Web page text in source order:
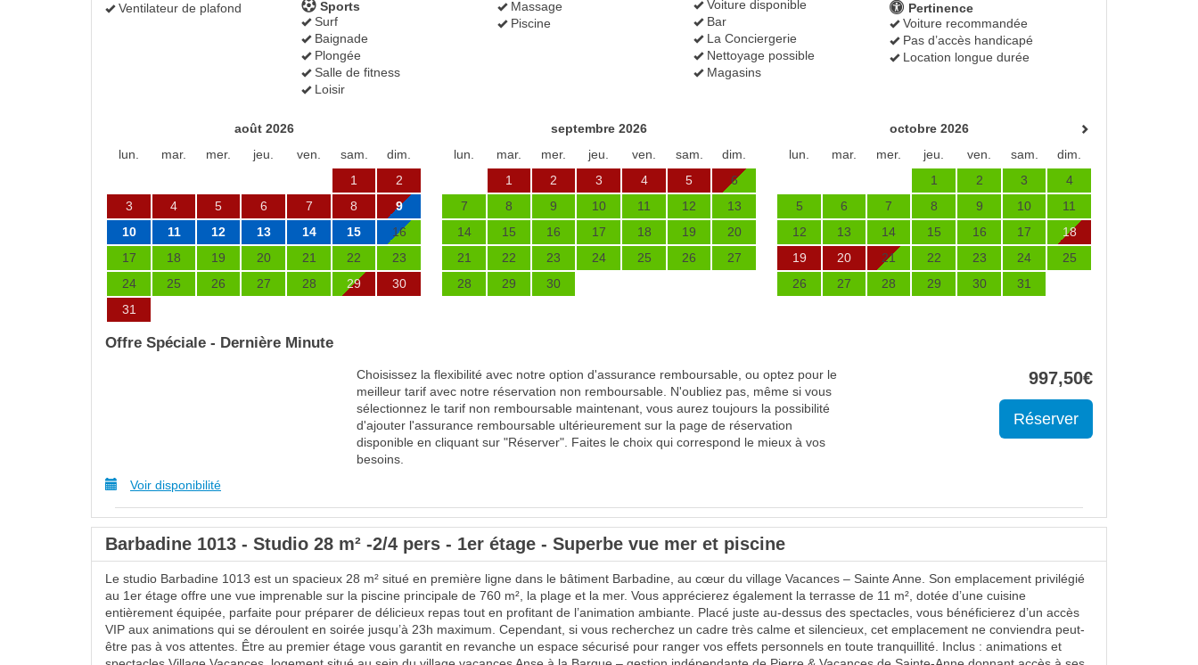
Ventilateur de plafond
Massage
Piscine
Voiture disponible
Bar
La Conciergerie
Nettoyage possible
Magasins
Sports
Surf
Baignade
Plongée
Salle de fitness
Loisir
Pertinence
Voiture recommandée
Pas d’accès handicapé
Location longue durée
août 2026
lun.
mar. mer. jeu. ven. sam.
dim.
1
2
3
4 5 6 7 8
9
10
11 12 13 14 15
16
17
18 19 20 21 22
23
24
25 26 27 28 29
30
31
septembre 2026
lun.
mar. mer. jeu. ven. sam.
dim.
1
2 3 4 5
6
7
8 9 10 11 12
13
14
15 16 17 18 19
20
21
22 23 24 25 26
27
28
29 30
octobre 2026
lun.
mar. mer. jeu. ven. sam.
dim.
1
2 3
4
5
6 7 8 9 10
11
12
13 14 15 16 17
18
19
20 21 22 23 24
25
26
27 28 29 30 31
Offre Spéciale - Dernière Minute
Choisissez la flexibilité avec notre option d'assurance remboursable, ou optez pour le
meilleur tarif avec notre réservation non remboursable. N'oubliez pas, même si vous
sélectionnez le tarif non remboursable maintenant, vous aurez toujours la possibilité
d'ajouter l'assurance remboursable ultérieurement sur la page de réservation
disponible en cliquant sur "Réserver". Faites le choix qui correspond le mieux à vos
besoins.
997,50€
Voir disponibilité
Barbadine 1013 - Studio 28 m² -2/4 pers - 1er étage - Superbe vue mer et piscine
Le studio Barbadine 1013 est un spacieux 28 m² situé en première ligne dans le bâtiment Barbadine, au cœur du village Vacances – Sainte Anne. Son emplacement privilégié
au 1er étage offre une vue imprenable sur la piscine principale de 760 m², la plage et la mer. Vous apprécierez également la terrasse de 11 m², dotée d’une cuisine
entièrement équipée, parfaite pour préparer de délicieux repas tout en profitant de l’animation ambiante. Placé juste au-dessus des spectacles, vous bénéficierez d’un accès
VIP aux animations qui se déroulent en soirée jusqu’à 23h maximum. Cependant, si vous recherchez un cadre très calme et silencieux, cet emplacement ne conviendra peut-
être pas à vos attentes. Être au premier étage vous garantit en revanche un espace sécurisé pour ranger vos effets personnels en toute tranquillité. Inclus : animations et